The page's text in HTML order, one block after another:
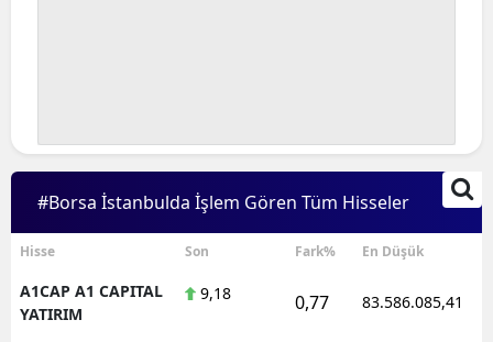
#Borsa İstanbulda İşlem Gören Tüm Hisseler
Hisse Son Fark% En Düşük
A1CAP A1 CAPITAL
YATIRIM
9,18 0,77 83.586.085,41